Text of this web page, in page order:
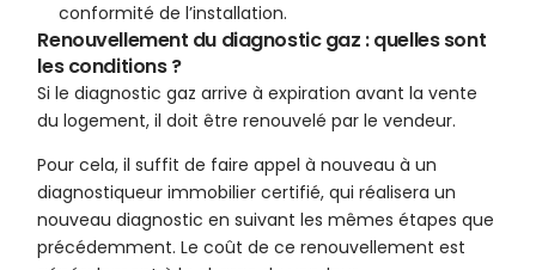
conformité de l’installation.
Renouvellement du diagnostic gaz : quelles sont
les conditions ?
Si le diagnostic gaz arrive à expiration avant la vente
du logement, il doit être renouvelé par le vendeur.
Pour cela, il suffit de faire appel à nouveau à un
diagnostiqueur immobilier certifié, qui réalisera un
nouveau diagnostic en suivant les mêmes étapes que
précédemment. Le coût de ce renouvellement est